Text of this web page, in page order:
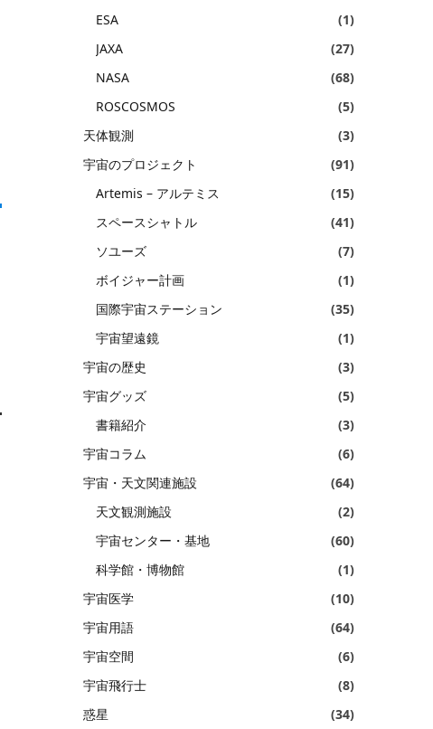
ESA
(1)
JAXA
(27)
NASA
(68)
ROSCOSMOS
(5)
天体観測
(3)
宇宙のプロジェクト
(91)
Artemis – アルテミス
(15)
スペースシャトル
(41)
ソユーズ
(7)
ボイジャー計画
(1)
国際宇宙ステーション
(35)
宇宙望遠鏡
(1)
宇宙の歴史
(3)
宇宙グッズ
(5)
書籍紹介
(3)
宇宙コラム
(6)
宇宙・天文関連施設
(64)
天文観測施設
(2)
宇宙センター・基地
(60)
科学館・博物館
(1)
宇宙医学
(10)
宇宙用語
(64)
宇宙空間
(6)
宇宙飛行士
(8)
惑星
(34)